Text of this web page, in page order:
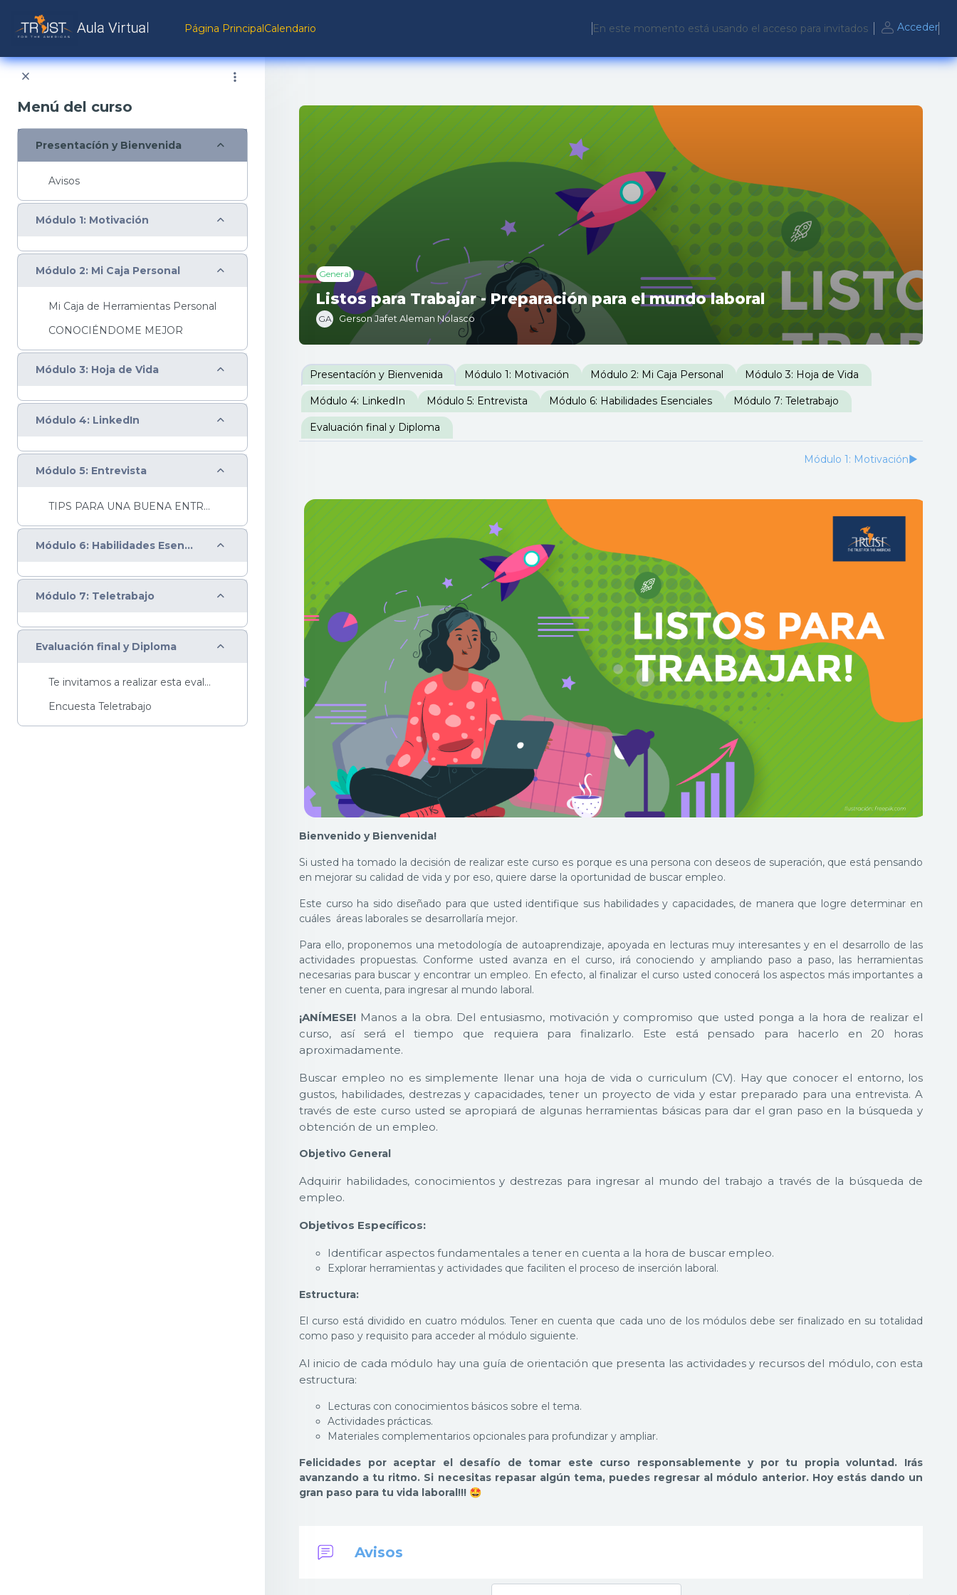
Página PrincipalCalendario En este momento está usando el acceso para invitados Acceder
Menú del curso
Presentacíón y Bienvenida Colapsar
Avisos
Módulo 1: Motivación Colapsar
Módulo 2: Mi Caja Personal Colapsar
Mi Caja de Herramientas Personal
CONOCIÉNDOME MEJOR
Módulo 3: Hoja de Vida Colapsar
Módulo 4: LinkedIn Colapsar
Módulo 5: Entrevista Colapsar
TIPS PARA UNA BUENA ENTREVISTA
Módulo 6: Habilidades Esenciales Colapsar
Módulo 7: Teletrabajo Colapsar
Evaluación final y Diploma Colapsar
Te invitamos a realizar esta evaluación de repaso ...
Encuesta Teletrabajo
General
Listos para Trabajar - Preparación para el mundo laboral
GA Gerson Jafet Aleman Nolasco
Perfilado de sección
Presentacíón y Bienvenida Módulo 1: Motivación Módulo 2: Mi Caja Personal Módulo 3: Hoja de Vida
Módulo 4: LinkedIn Módulo 5: Entrevista Módulo 6: Habilidades Esenciales Módulo 7: Teletrabajo
Evaluación final y Diploma
▶︎
Módulo 1: Motivación
Bienvenido y Bienvenida!
Si usted ha tomado la decisión de realizar este curso es porque es una persona con deseos de superación, que está pensando
en mejorar su calidad de vida y por eso, quiere darse la oportunidad de buscar empleo.
Este curso ha sido diseñado para que usted identifique sus habilidades y capacidades, de manera que logre determinar en
cuáles áreas laborales se desarrollaría mejor.
Para ello, proponemos una metodología de autoaprendizaje, apoyada en lecturas muy interesantes y en el desarrollo de las
actividades propuestas. Conforme usted avanza en el curso, irá conociendo y ampliando paso a paso, las herramientas
necesarias para buscar y encontrar un empleo. En efecto, al finalizar el curso usted conocerá los aspectos más importantes a
tener en cuenta, para ingresar al mundo laboral.
¡ANÍMESE! Manos a la obra. Del entusiasmo, motivación y compromiso que usted ponga a la hora de realizar el
curso, así será el tiempo que requiera para finalizarlo. Este está pensado para hacerlo en 20 horas
aproximadamente.
Buscar empleo no es simplemente llenar una hoja de vida o curriculum (CV). Hay que conocer el entorno, los
gustos, habilidades, destrezas y capacidades, tener un proyecto de vida y estar preparado para una entrevista. A
través de este curso usted se apropiará de algunas herramientas básicas para dar el gran paso en la búsqueda y
obtención de un empleo.
Objetivo General
Adquirir habilidades, conocimientos y destrezas para ingresar al mundo del trabajo a través de la búsqueda de
empleo.
Objetivos Específicos:
Identificar aspectos fundamentales a tener en cuenta a la hora de buscar empleo.
Explorar herramientas y actividades que faciliten el proceso de inserción laboral.
Estructura:
El curso está dividido en cuatro módulos. Tener en cuenta que cada uno de los módulos debe ser finalizado en su totalidad
como paso y requisito para acceder al módulo siguiente.
Al inicio de cada módulo hay una guía de orientación que presenta las actividades y recursos del módulo, con esta
estructura:
Lecturas con conocimientos básicos sobre el tema.
Actividades prácticas.
Materiales complementarios opcionales para profundizar y ampliar.
Felicidades por aceptar el desafío de tomar este curso responsablemente y por tu propia voluntad. Irás
avanzando a tu ritmo. Si necesitas repasar algún tema, puedes regresar al módulo anterior. Hoy estás dando un
gran paso para tu vida laboral!!! 🤩
Avisos